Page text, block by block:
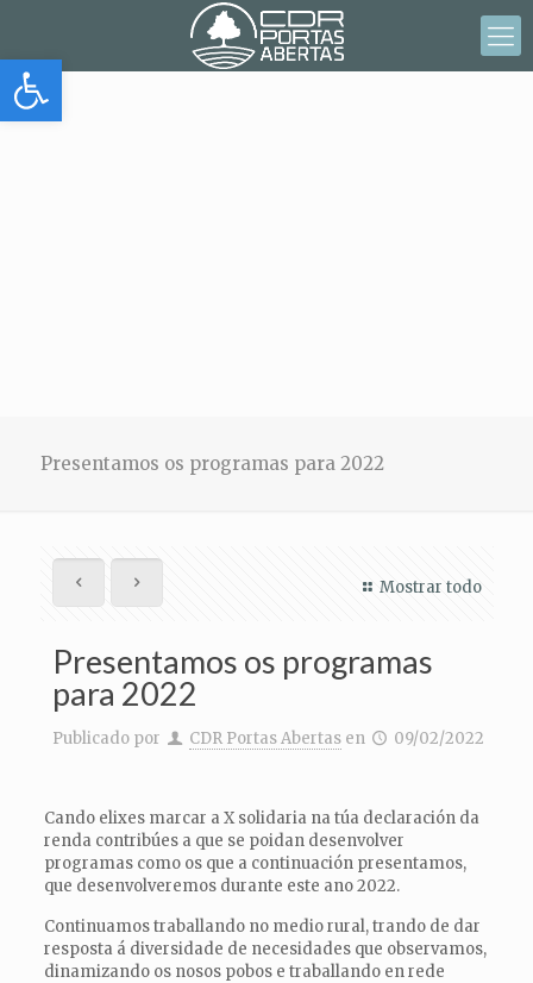
Abrir barra de herramientas
Presentamos os programas para 2022
Mostrar todo
Presentamos os programas
para 2022
Publicado por CDR Portas Abertas en 09/02/2022
Cando elixes marcar a X solidaria na túa declaración da
renda contribúes a que se poidan desenvolver
programas como os que a continuación presentamos,
que desenvolveremos durante este ano 2022.
Continuamos traballando no medio rural, trando de dar
resposta á diversidade de necesidades que observamos,
dinamizando os nosos pobos e traballando en rede